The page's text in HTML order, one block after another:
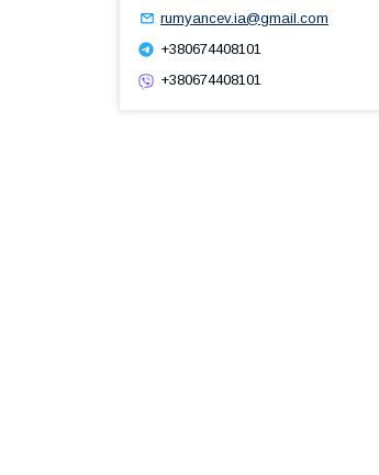
rumyancev.ia@gmail.com
+380674408101
+380674408101